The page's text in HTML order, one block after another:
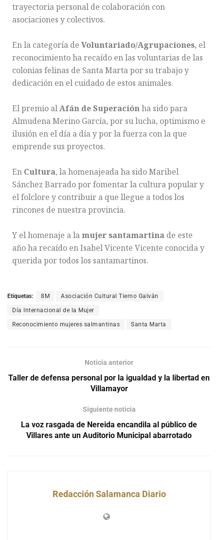
trayectoria personal de colaboración con
asociaciones y colectivos.
En la categoría de Voluntariado/Agrupaciones, el
reconocimiento ha recaído en las voluntarias de las
colonias felinas de Santa Marta por su trabajo y
dedicación en el cuidado de estos animales.
El premio alAfán de Superaciónha sido para
Almudena Merino García, por su lucha, optimismo e
ilusión en el día a día y por la fuerza con la que
emprende sus proyectos.
En Cultura, la homenajeada ha sido Maribel
Sánchez Barrado por fomentar la cultura popular y
el folclore y contribuir a que llegue a todos los
rincones de nuestra provincia.
Y el homenaje a lamujer santamartina de este
año ha recaído en Isabel Vicente Vicente conocida y
querida por todos los santamartinos.
Etiquetas: 8M Asociación Cultural Tierno Galván
Día Internacional de la Mujer
Reconocimiento mujeres salmantinas Santa Marta
Noticia anterior
Taller de defensa personal por la igualdad y la libertad en
Villamayor
Siguiente noticia
La voz rasgada de Nereida encandila al público de
Villares ante un Auditorio Municipal abarrotado
Redacción Salamanca Diario